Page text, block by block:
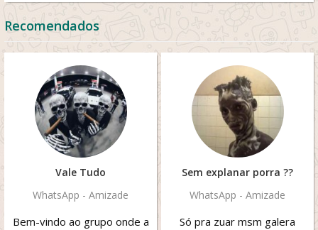
Recomendados
Vale Tudo
WhatsApp - Amizade
Bem-vindo ao grupo onde a
Sem explanar porra ??
WhatsApp - Amizade
Só pra zuar msm galera